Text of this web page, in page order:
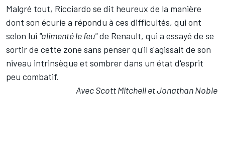
Malgré tout, Ricciardo se dit heureux de la manière
dont son écurie a répondu à ces difficultés, qui ont
selon lui "alimenté le feu"de Renault, qui a essayé de se
sortir de cette zone sans penser qu'il s'agissait de son
niveau intrinsèque et sombrer dans un état d'esprit
peu combatif.
Avec Scott Mitchell et Jonathan Noble